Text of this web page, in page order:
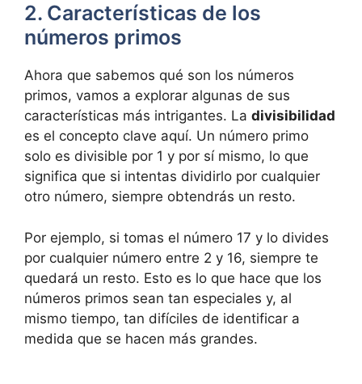
2. Características de los
números primos
Ahora que sabemos qué son los números
primos, vamos a explorar algunas de sus
características más intrigantes. La divisibilidad
es el concepto clave aquí. Un número primo
solo es divisible por 1 y por sí mismo, lo que
significa que si intentas dividirlo por cualquier
otro número, siempre obtendrás un resto.
Por ejemplo, si tomas el número 17 y lo divides
por cualquier número entre 2 y 16, siempre te
quedará un resto. Esto es lo que hace que los
números primos sean tan especiales y, al
mismo tiempo, tan difíciles de identificar a
medida que se hacen más grandes.